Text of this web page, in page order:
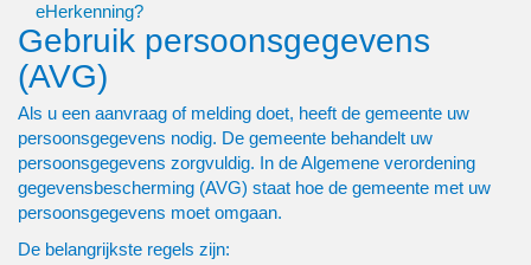
eHerkenning?
Gebruik persoonsgegevens
(AVG)
Als u een aanvraag of melding doet, heeft de gemeente uw
persoonsgegevens nodig. De gemeente behandelt uw
persoonsgegevens zorgvuldig. In de Algemene verordening
gegevensbescherming (AVG) staat hoe de gemeente met uw
persoonsgegevens moet omgaan.
De belangrijkste regels zijn: